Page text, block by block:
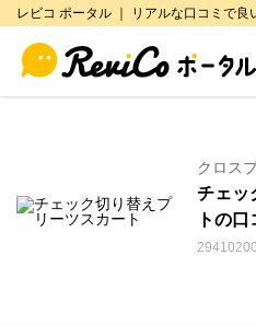
レビコ ポータル ｜ リアルな口コミで良
クロス
チェッ
トの